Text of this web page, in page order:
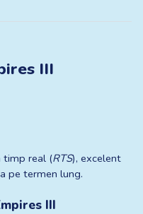
III
timp real (RTS), excelent
pe termen lung.
III